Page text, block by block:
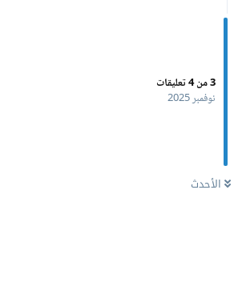
3من4تعليقات
نوفمبر 2025
الأحدث